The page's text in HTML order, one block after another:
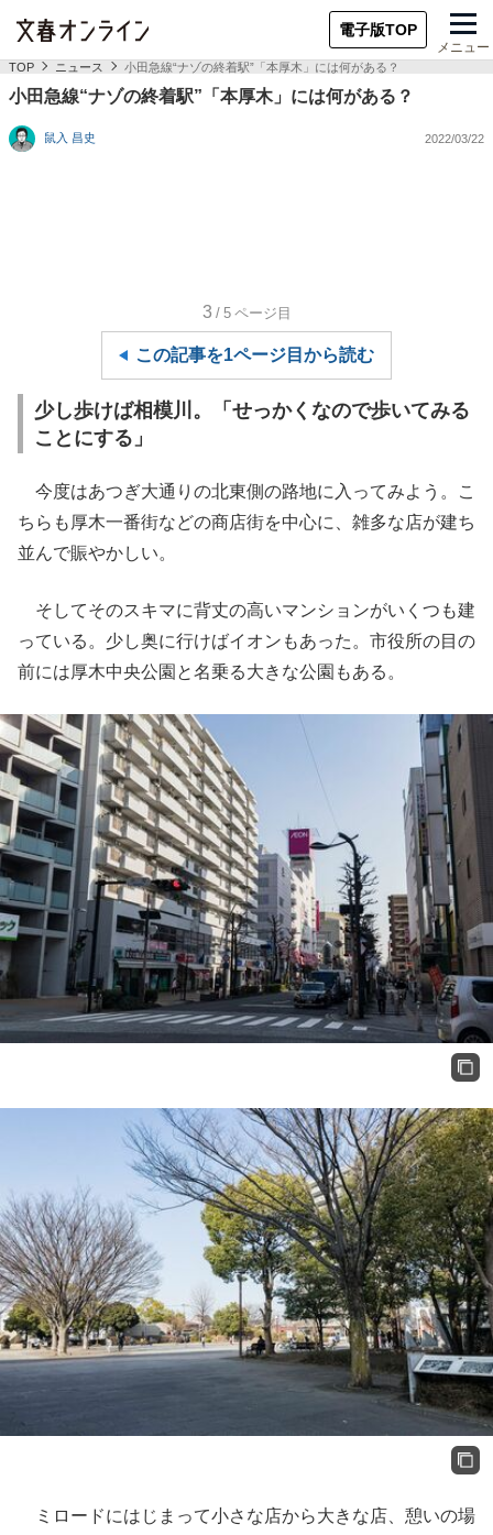
電子版TOP
メニュー
TOP ニュース 小田急線“ナゾの終着駅”「本厚木」には何がある？
小田急線“ナゾの終着駅”「本厚木」には何がある？
鼠入 昌史 2022/03/22
3 /5 ページ目
この記事を1ページ目から読む
少し歩けば相模川。「せっかくなので歩いてみる
ことにする」
今度はあつぎ大通りの北東側の路地に入ってみよう。こ
ちらも厚木一番街などの商店街を中心に、雑多な店が建ち
並んで賑やかしい。
そしてそのスキマに背丈の高いマンションがいくつも建
っている。少し奥に行けばイオンもあった。市役所の目の
前には厚木中央公園と名乗る大きな公園もある。
ミロードにはじまって小さな店から大きな店、憩いの場